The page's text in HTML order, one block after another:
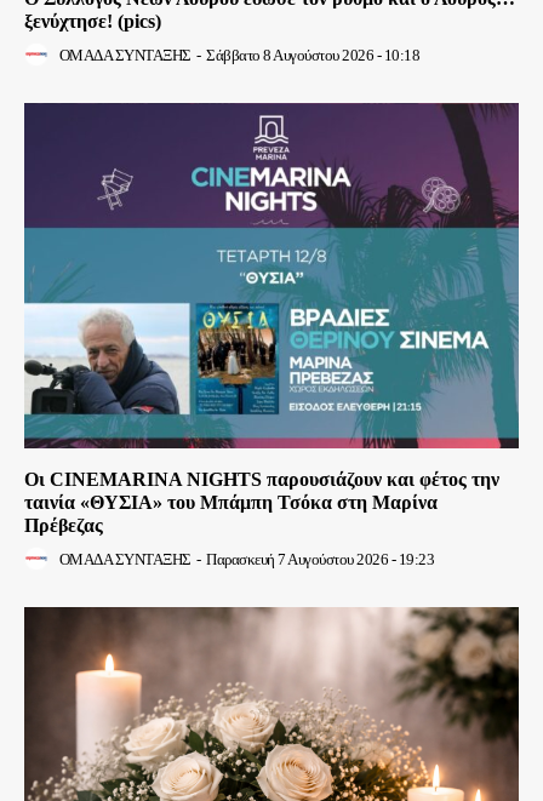
ξενύχτησε! (pics)
ΟΜΑΔΑ ΣΥΝΤΑΞΗΣ - Σάββατο 8 Αυγούστου 2026 - 10:18
Οι CINEMARINA NIGHTS παρουσιάζουν και φέτος την
ταινία «ΘΥΣΙΑ» του Μπάμπη Τσόκα στη Μαρίνα
Πρέβεζας
ΟΜΑΔΑ ΣΥΝΤΑΞΗΣ - Παρασκευή 7 Αυγούστου 2026 - 19:23